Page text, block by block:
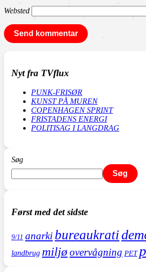
Websted
Nyt fra TVflux
PUNK-FRISØR
KUNST PÅ MUREN
COPENHAGEN SPRINT
FRISTADENS ENERGI
POLITISAG I LANGDRAG
Søg
Søg
Først med det sidste
9/11 anarki bureaukrati
landbrug miljøovervågning PET